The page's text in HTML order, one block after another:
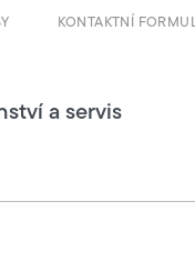
KONTAKTNÍ
a servis